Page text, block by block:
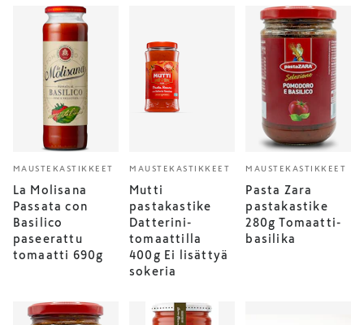
MAUSTEKASTIKKEET
La Molisana
Passata con
Basilico
paseerattu
tomaatti 690g
MAUSTEKASTIKKEET
Mutti
pastakastike
Datterini-
tomaattilla
400g Ei lisättyä
sokeria
MAUSTEKASTIKKEET
Pasta Zara
pastakastike
280g Tomaatti-
basilika